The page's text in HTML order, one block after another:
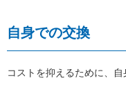
自身での交換
コストを抑えるために、自